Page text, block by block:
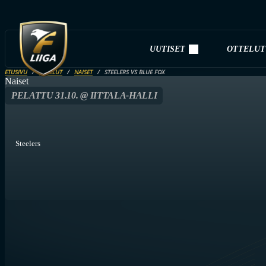
UUTISET OTTELUT
ETUSIVU OTTELUT NAISET STEELERS VS BLUE FOX
Naiset
PELATTU 31.10. @ IITTALA-HALLI
Steelers